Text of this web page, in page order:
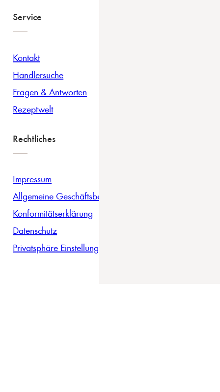
Service
Kontakt
Händlersuche
Fragen & Antworten
Rezeptwelt
Rechtliches
Impressum
Allgemeine Geschäftsbedingungen
Konformitätserklärung
Datenschutz
Privatsphäre Einstellungen